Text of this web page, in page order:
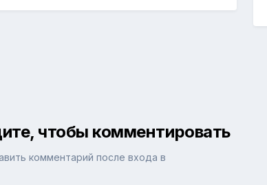
чтобы комментировать
комментарий после входа в